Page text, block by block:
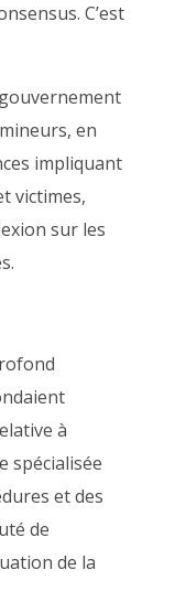
C’est
en
impliquant
victimes,
sur les
à
spécialisée
et des
de
de la